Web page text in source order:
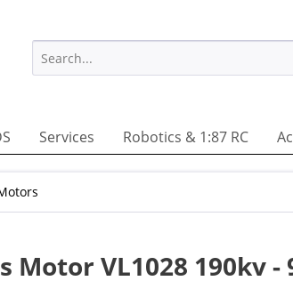
Services Robotics & 1:87 RC
Motor VL1028 190kv -